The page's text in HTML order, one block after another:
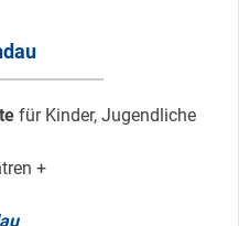
für Kinder, Jugendliche
+